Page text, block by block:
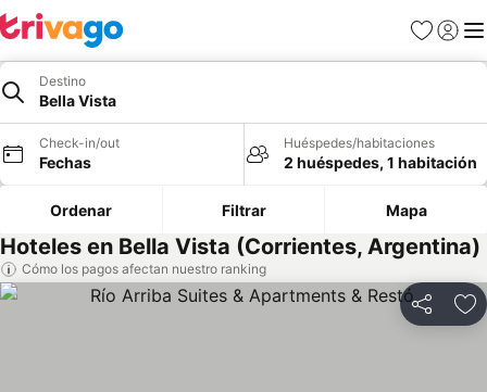
Favoritos
Iniciar
Destino
Bella Vista
Check-in/out
Fechas
Huéspedes/habitaciones
2 huéspedes, 1 habitación
Ordenar Filtrar Mapa
Hoteles en Bella Vista (Corrientes, Argentina)
Cómo los pagos afectan nuestro ranking
Compartir